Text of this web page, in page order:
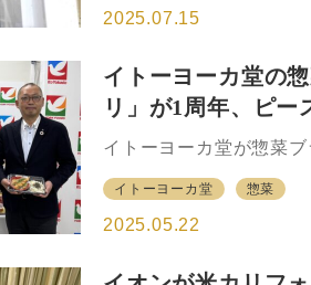
を条件に…
東、東海、北陸、近畿
流通による物流効率化
の実験販売を開始し、
月からは関東地区の約
製造ラインの拡張によ
整ったことから冷凍お
った。 これまでの展開
2025.07.15
イトーヨーカ堂の
リ」が1周年、ピー
て製販連携強化の
イトーヨーカ堂が惣菜
誕生1周年に際し、発表
て5月24日の土曜日、25
洋風オードブル」「ヨ
イトーヨーカ堂 惣菜
2025.05.22